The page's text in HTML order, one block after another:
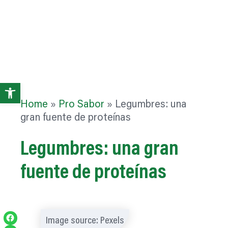
Home » Pro Sabor » Legumbres: una
gran fuente de proteínas
Legumbres: una gran
fuente de proteínas
Compartir en Facebook
Image source: Pexels
Abrir
barra
herramientas